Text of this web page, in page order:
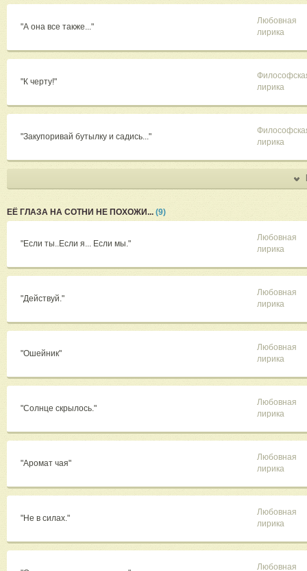
"А она все также..."
Любовная
лирика
"К черту!"
лирика
"Закупоривай бутылку и садись..."
лирика
ЕЁ ГЛАЗА НА СОТНИ НЕ ПОХОЖИ... (9)
"Если ты..Если я... Если мы."
Любовная
лирика
"Действуй."
Любовная
лирика
"Ошейник"
Любовная
лирика
"Солнце скрылось."
Любовная
лирика
"Аромат чая"
Любовная
лирика
"Не в силах."
Любовная
лирика
Любовная